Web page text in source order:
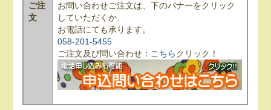
ご注
文
お問い合わせご注文は、下のバナーをクリック
していただくか、
お電話にても承ります。
058-201-5455
ご注文及び問い合わせ： こちらクリック！